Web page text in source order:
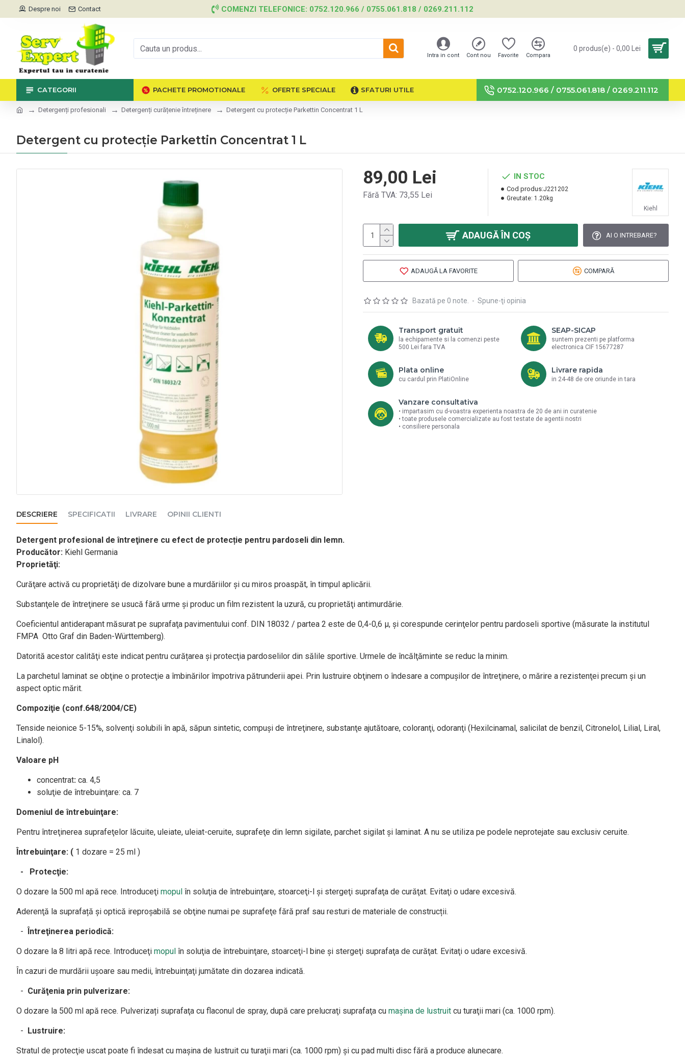
Despre noi Contact COMENZI TELEFONICE: 0752.120.966 / 0755.061.818 / 0269.211.112
Intra in cont Cont nou Favorite Compara
0 produs(e) - 0,00 Lei
CATEGORII PACHETE PROMOTIONALE OFERTE SPECIALE SFATURI UTILE 0752.120.966 / 0755.061.818 / 0269.211.112
Detergenți profesionali Detergenți curățenie întreținere Detergent cu protecție Parkettin Concentrat 1 L
Detergent cu protecție Parkettin Concentrat 1 L
Bazată pe 0 note. - Spune-ţi opinia
89,00 Lei
Fără TVA: 73,55 Lei
IN STOC
Cod produs:J221202
Greutate: 1.20kg
Kiehl
ADAUGĂ ÎN COŞ AI O INTREBARE?
ADAUGĂ LA FAVORITE COMPARĂ
Transport gratuit
la echipamente si la comenzi peste
500 Lei fara TVA
SEAP-SICAP
suntem prezenti pe platforma
electronica CIF 15677287
Plata online
cu cardul prin PlatiOnline
Livrare rapida
in 24-48 de ore oriunde in tara
Vanzare consultativa
• impartasim cu d-voastra experienta noastra de 20 de ani in curatenie
• toate produsele comercializate au fost testate de agentii nostri
• consiliere personala
DESCRIERE SPECIFICATII LIVRARE OPINII CLIENTI
Detergent profesional de întreţinere cu efect de protecție pentru pardoseli din lemn.
Producător: Kiehl Germania
Proprietăţi:
Curăţare activă cu proprietăţi de dizolvare bune a murdăriilor şi cu miros proaspăt, în timpul aplicării.
Substanţele de întreţinere se usucă fără urme şi produc un film rezistent la uzură, cu proprietăţi antimurdărie.
Coeficientul antiderapant măsurat pe suprafaţa pavimentului conf. DIN 18032 / partea 2 este de 0,4-0,6 μ, şi corespunde cerinţelor pentru pardoseli sportive (măsurate la institutul
FMPA Otto Graf din Baden-Württemberg).
Datorită acestor calităţi este indicat pentru curățarea şi protecţia pardoselilor din sălile sportive. Urmele de încălţăminte se reduc la minim.
La parchetul laminat se obţine o protecţie a îmbinărilor împotriva pătrunderii apei. Prin lustruire obţinem o îndesare a compuşilor de întreţinere, o mărire a rezistenţei precum şi un
aspect optic mărit.
Compoziţie (conf.648/2004/CE)
Tenside neionice 5-15%, solvenţi solubili în apă, săpun sintetic, compuşi de întreţinere, substanţe ajutătoare, coloranţi, odoranţi (Hexilcinamal, salicilat de benzil, Citronelol, Lilial, Liral,
Linalol).
Valoare pH
concentrat: ca. 4,5
soluţie de întrebuinţare: ca. 7
Domeniul de întrebuinţare:
Pentru întreţinerea suprafeţelor lăcuite, uleiate, uleiat-ceruite, suprafeţe din lemn sigilate, parchet sigilat şi laminat. A nu se utiliza pe podele neprotejate sau exclusiv ceruite.
Întrebuinţare: ( 1 dozare = 25 ml )
- Protecţie:
O dozare la 500 ml apă rece. Introduceţi mopul în soluţia de întrebuinţare, stoarceţi-l şi stergeţi suprafaţa de curăţat. Evitaţi o udare excesivă.
Aderenţă la suprafață şi optică ireproşabilă se obţine numai pe suprafeţe fără praf sau resturi de materiale de construcții.
- Întreţinerea periodică:
O dozare la 8 litri apă rece. Introduceţi mopul în soluţia de întrebuinţare, stoarceţi-l bine şi stergeţi suprafaţa de curăţat. Evitaţi o udare excesivă.
În cazuri de murdării uşoare sau medii, întrebuinţaţi jumătate din dozarea indicată.
- Curăţenia prin pulverizare:
O dozare la 500 ml apă rece. Pulverizați suprafaţa cu flaconul de spray, după care prelucraţi suprafaţa cu maşina de lustruit cu turaţii mari (ca. 1000 rpm).
- Lustruire:
Stratul de protecţie uscat poate fi îndesat cu maşina de lustruit cu turaţii mari (ca. 1000 rpm) şi cu pad multi disc fără a produce alunecare.